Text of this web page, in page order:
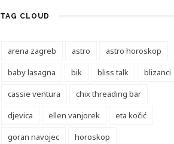
TAG CLOUD
arena zagreb astro
astro horoskop
baby lasagna
bik bliss talk
blizanci
cassie ventura
chix threading bar
djevica
ellen vanjorek
eta kočić
goran navojec
horoskop